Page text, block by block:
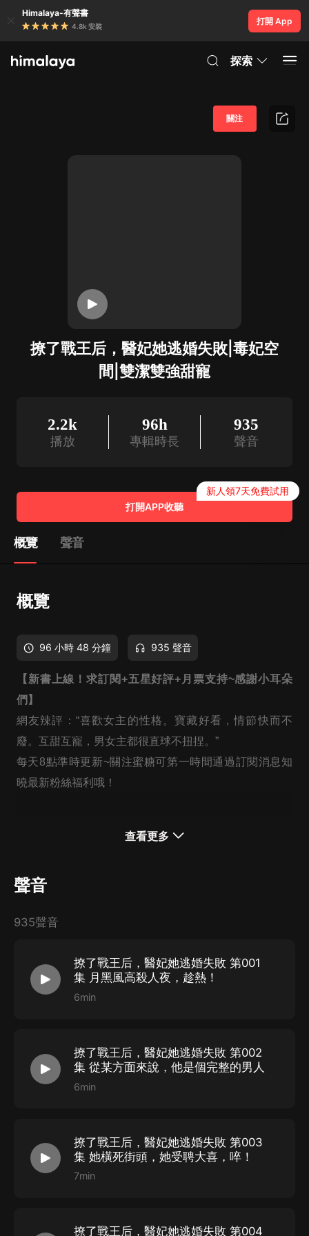
Himalaya-有聲書
4.8k 安裝
打開 App
探索
撩了戰王后，醫妃她逃婚失敗|毒妃空
間|雙潔雙強甜寵
關注
2.2k
播放
96h
專輯時長
935
聲音
打開APP收聽
新人領7天免費試用
概覽 聲音
概覽
96 小時 48 分鐘 935 聲音
【新書上線！求訂閱+五星好評+月票支持~感謝小耳朵
們】
網友辣評：“喜歡女主的性格。寶藏好看，情節快而不
廢。互甜互寵，男女主都很直球不扭捏。”
每天8點準時更新~關注蜜糖可第一時間通過訂閱消息知
曉最新粉絲福利哦！
人間清醒女主vs釣系男主，雙潔，久别重逢，雙向救
整個南城的人都說，程家這一代的繼承人衿貴清持，生人
池煙回憶了一下，自己被程執抓著手按在他胸口的樣子，
别的女人她是不知道，但她跟程執的每一次相遇，都很難
收場。 她以為她跟程執，不過是春風一度，天亮后，露
【作者簡介】
他夏、爆羅、日暮小酒、王禮禮、溫如言、木槿蘇蘇、金
琉璃、傲嬌小小
查看更多
聲音
935聲音
撩了戰王后，醫妃她逃婚失敗 第001
集 月黑風高殺人夜，趁熱！
6min
撩了戰王后，醫妃她逃婚失敗 第002
集 從某方面來說，他是個完整的男人
6min
撩了戰王后，醫妃她逃婚失敗 第003
集 她橫死街頭，她受聘大喜，啐！
7min
撩了戰王后，醫妃她逃婚失敗 第004